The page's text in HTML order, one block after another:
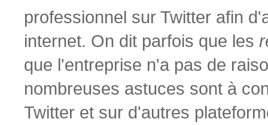
professionnel sur Twitter afin
internet. On dit parfois que les
que l'entreprise n'a pas de
nombreuses astuces sont à
Twitter et sur d'autres